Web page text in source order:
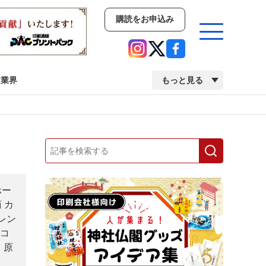
購読をお申込み
業界 もっと見る
イベント
市場・統計 人事・移転・異動・訃報
中古印刷機・製本機特集 2022 検査・校正特集
カ
ン
原